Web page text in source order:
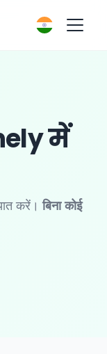
में
करें।बिना कोई